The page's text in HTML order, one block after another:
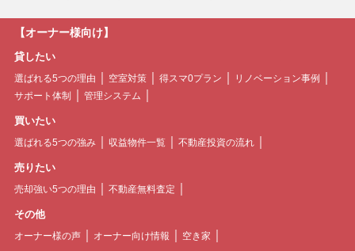
【オーナー様向け】
貸したい
選ばれる5つの理由 空室対策 得スマ0プラン
リノベーション事例
サポート体制
管理システム
買いたい
選ばれる5つの強み 収益物件一覧 不動産投資の流れ
売りたい
売却強い5つの理由 不動産無料査定
その他
オーナー様の声 オーナー向け情報 空き家